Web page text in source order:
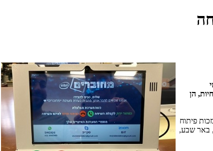
הן
פיתוח
ראשון, כ-500 קשישים מקריית גת, באר שבע,